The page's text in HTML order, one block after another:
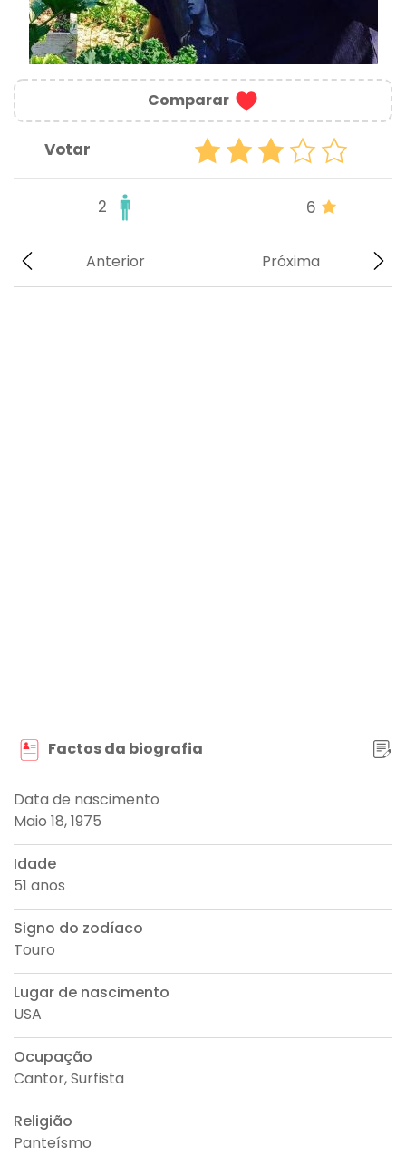
Comparar
Votar
2 6
Próxima
Anterior
Factos da biografia
Data de nascimento
Maio 18, 1975
Idade
51 anos
Signo do zodíaco
Touro
Lugar de nascimento
USA
Ocupação
Cantor, Surfista
Religião
Panteísmo